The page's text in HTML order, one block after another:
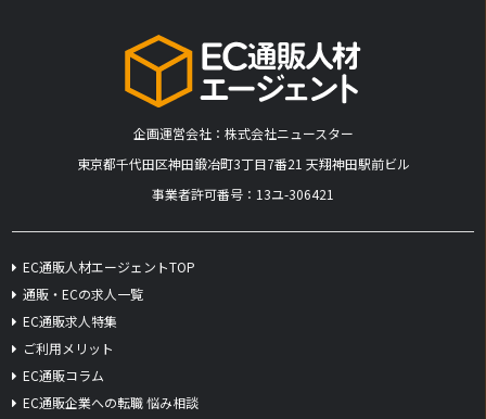
企画運営会社：株式会社ニュースター
​東京都千代田区神田鍛冶町3丁目7番21 天翔神田駅前ビル
事業者許可番号：13ユ-306421
EC通販人材エージェントTOP
通販・ECの求人一覧
EC通販求人特集
ご利用メリット
EC通販コラム
EC通販企業への転職 悩み相談